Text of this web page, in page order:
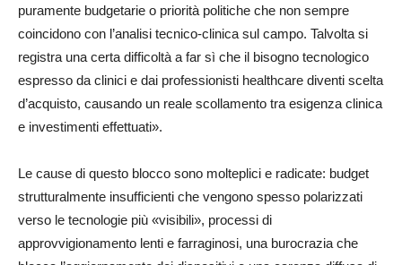
puramente budgetarie o priorità politiche che non sempre
coincidono con l’analisi tecnico-clinica sul campo. Talvolta si
registra una certa difficoltà a far sì che il bisogno tecnologico
espresso da clinici e dai professionisti healthcare diventi scelta
d’acquisto, causando un reale scollamento tra esigenza clinica
e investimenti effettuati».
Le cause di questo blocco sono molteplici e radicate: budget
strutturalmente insufficienti che vengono spesso polarizzati
verso le tecnologie più «visibili», processi di
approvvigionamento lenti e farraginosi, una burocrazia che